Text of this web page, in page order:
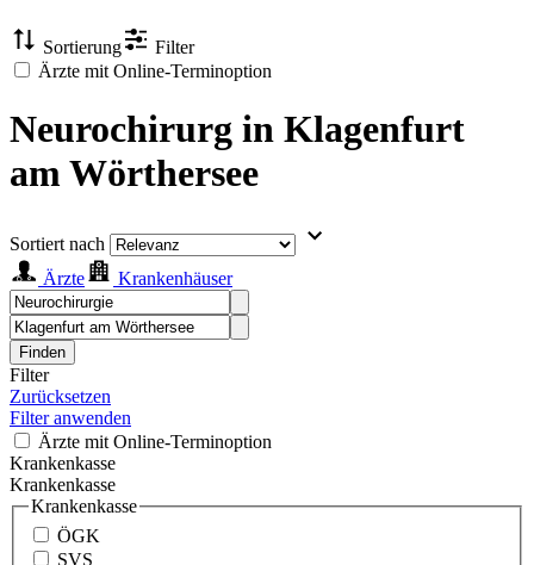
Sortierung
Filter
Ärzte mit Online-Terminoption
Neurochirurg in Klagenfurt
am Wörthersee
Sortiert nach
Ärzte
Krankenhäuser
Finden
Filter
Zurücksetzen
Filter anwenden
Ärzte mit Online-Terminoption
Krankenkasse
Krankenkasse
Krankenkasse
ÖGK
SVS